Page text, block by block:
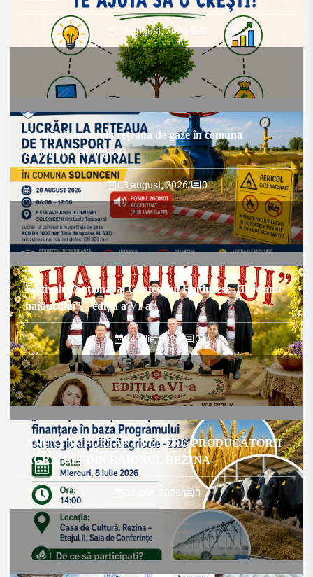
05 august, 2026
Atenție! Lucrări la rețeaua de gaze în comuna
Solonceni (20 august)
03 august, 2026/ 0
Festivalul Național al Cântecului Haiducesc „Trec anii
haiducului” – ediția a VI-a
24 iulie, 2026/ 0
ANUNȚ IMPORTANT PENTRU PRODUCĂTORII
AGRICOLI DIN RAIONUL REZINA
03 iulie, 2026/ 0